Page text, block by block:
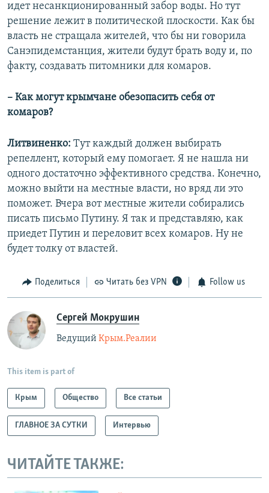
идет несанкционированный забор воды. Но тут
решение лежит в политической плоскости. Как бы
власть не стращала жителей, что бы ни говорила
Санэпидемстанция, жители будут брать воду и, по
факту, создавать питомники для комаров.
– Как могут крымчане обезопасить себя от
комаров?
Литвиненко: Тут каждый должен выбирать
репеллент, который ему помогает. Я не нашла ни
одного достаточно эффективного средства. Конечно,
можно выйти на местные власти, но вряд ли это
поможет. Вчера вот местные жители собирались
писать письмо Путину. Я так и представляю, как
приедет Путин и переловит всех комаров. Ну не
будет толку от властей.
Поделиться Читать без VPN Follow us
Сергей Мокрушин
Ведущий Крым.Реалии
This item is part of
Крым Общество Все статьи
ГЛАВНОЕ ЗА СУТКИ Интервью
ЧИТАЙТЕ ТАКЖЕ: